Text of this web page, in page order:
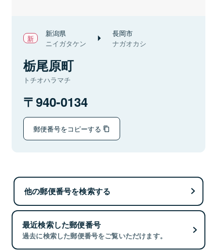
新潟県
ニイガタケン
長岡市
ナガオカシ
栃尾原町
トチオハラマチ
940-0134
郵便番号をコピーする
他の郵便番号を検索する
最近検索した郵便番号
過去に検索した郵便番号をご覧いただけます。